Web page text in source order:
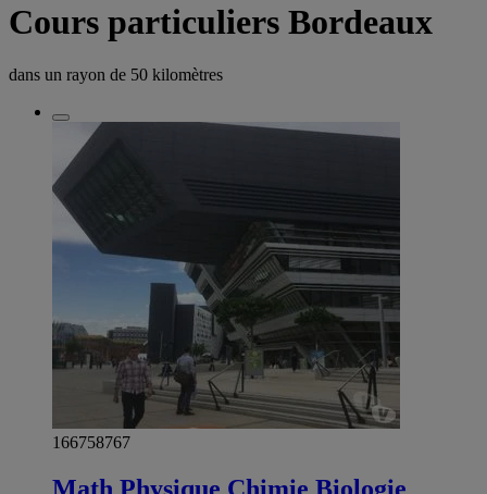
Cours particuliers Bordeaux
dans un rayon de 50 kilomètres
166758767